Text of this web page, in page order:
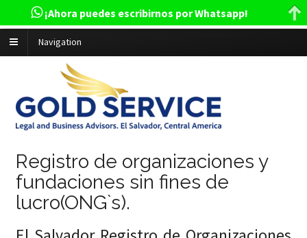
Navigation
Registro de organizaciones y
fundaciones sin fines de
lucro(ONG`s).
¡Ahora puedes escribirnos por Whatsapp!